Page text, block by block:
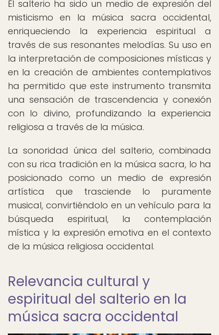
El salterio ha sido un medio de expresión del
misticismo en la música sacra occidental,
enriqueciendo la experiencia espiritual a
través de sus resonantes melodías. Su uso en
la interpretación de composiciones místicas y
en la creación de ambientes contemplativos
ha permitido que este instrumento transmita
una sensación de trascendencia y conexión
con lo divino, profundizando la experiencia
religiosa a través de la música.
La sonoridad única del salterio, combinada
con su rica tradición en la música sacra, lo ha
posicionado como un medio de expresión
artística que trasciende lo puramente
musical, convirtiéndolo en un vehículo para la
búsqueda espiritual, la contemplación
mística y la expresión emotiva en el contexto
de la música religiosa occidental.
Relevancia cultural y
espiritual del salterio en la
música sacra occidental